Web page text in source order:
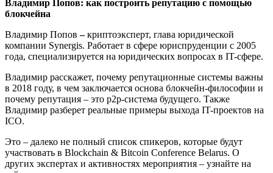
Владимир Попов: как построить репутацию с помощью
блокчейна
Владимир Попов–криптоэксперт, глава юридической
компании Synergis. Работает в сфере юриспруденции с 2005
года, специализируется на юридических вопросах в IT-сфере.
Владимир расскажет, почему репутационные системы важны
в 2018 году, в чем заключается основа блокчейн-философии и
почему репутация – это p2p-система будущего. Также
Владимир разберет реальные примеры выхода IT-проектов на
ICO.
Это – далеко не полный список спикеров, которые будут
участвовать в Blockchain & Bitcoin Conference Belarus. О
других экспертах и активностях мероприятия – узнайте на